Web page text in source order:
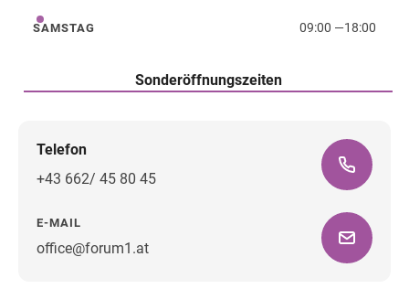
Samstag
SAMSTAG 09:00 —18:00
Sonderöffnungszeiten
Telefon
+43 662/ 45 80 45
E-MAIL
office@forum1.at